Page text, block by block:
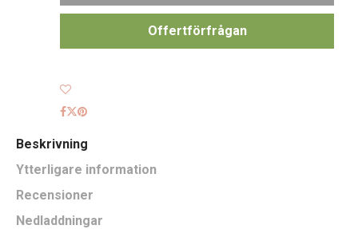
Offertförfrågan
Beskrivning
Ytterligare information
Recensioner
Nedladdningar